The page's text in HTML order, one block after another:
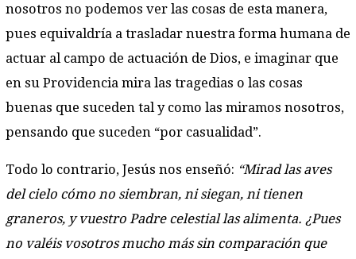
nosotros no podemos ver las cosas de esta manera,
pues equivaldría a trasladar nuestra forma humana de
actuar al campo de actuación de Dios, e imaginar que
en su Providencia mira las tragedias o las cosas
buenas que suceden tal y como las miramos nosotros,
pensando que suceden “por casualidad”.
Todo lo contrario, Jesús nos enseñó: “Mirad las aves
del cielo cómo no siembran, ni siegan, ni tienen
graneros, y vuestro Padre celestial las alimenta. ¿Pues
no valéis vosotros mucho más sin comparación que